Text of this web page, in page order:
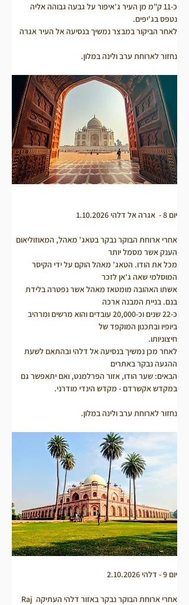
כ-11 ק"מ מן העיר ג'איפור על גבעה גבוהה אליה
נטפס בג'יפים.
לאחר הביקור במבצר נמשיך בנסיעה אל העיר אגרה
נחזור לארוחת ערב ולינה במלון.
יום 8 -  אגרה אל דלהי 1.10.2026
אחרי ארוחת הבוקר נבקר בטאג' מאהל, המאוזוליאום
הענק אשר מסמל יותר
מכל את הודו. הטאג' מאהל הוקם על ידי הקיסר
המוסלמי שאה ג'אן לזכר
אשתו האהובה מומטאז מאהל אשר נפטרה בלידת
בנם. בניית המבנה ארכה
כ-22 שנים וכ-20,000 עובדים והוא מרשים ומרהיב
ביופיו ובתכנון המוקפד של
חיצוניותו.
לאחר מכן נמשיך בנסיעה אל דלהי ובהתאם לשעת
ההגעה נבקר באתרים
הבאים: שער הודו, אזור הפרלמנט, ואם יתאפשר גם
במקדש אקשרדם - מקדש הינדי מודרני.
נחזור לארוחת ערב ולינה במלון.
יום 9 - דלהי 2.10.2026
אחרי ארוחת הבוקר נבקר באזור דלהי העתיקה Raj